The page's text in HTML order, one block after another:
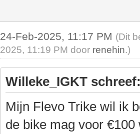
24-Feb-2025, 11:17 PM (Dit
2025, 11:19 PM door renehin.)
Willeke_IGKT
Mijn Flevo Trike wil ik
de bike mag voor